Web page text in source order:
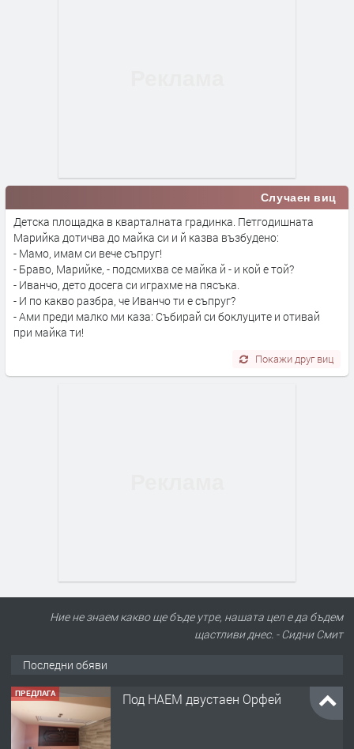
Случаен виц
Детска площадка в кварталната градинка. Петгодишната
Марийка дотичва до майка си и й казва възбудено:
- Мамо, имам си вече съпруг!
- Браво, Марийке, - подсмихва се майка й - и кой е той?
- Иванчо, дето досега си играхме на пясъка.
- И по какво разбра, че Иванчо ти е съпруг?
- Ами преди малко ми каза: Събирай си боклуците и отивай
при майка ти!
Покажи друг виц
Ние не знаем какво ще бъде утре, нашата цел е да бъдем
щастливи днес. - Сидни Смит
Последни обяви
ПРЕДЛАГА Под НАЕМ двустаен Орфей